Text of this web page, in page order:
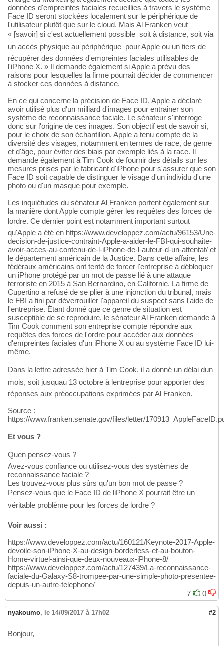
données d'empreintes faciales recueillies à travers le système
Face ID seront stockées localement sur le périphérique de
l'utilisateur plutôt que sur le cloud. Mais Al Franken veut
« [savoir] si c'est actuellement possible  soit à distance, soit via
un accès physique au périphérique  pour Apple ou un tiers de
récupérer des données d'empreintes faciales utilisables de
l'iPhone X. » Il demande également si Apple a prévu des
raisons pour lesquelles la firme pourrait décider de commencer
à stocker ces données à distance.
En ce qui concerne la précision de Face ID, Apple a déclaré
avoir utilisé plus d'un milliard d'images pour entrainer son
système de reconnaissance faciale. Le sénateur s'interroge
donc sur l'origine de ces images. Son objectif est de savoir si,
pour le choix de son échantillon, Apple a tenu compte de la
diversité des visages, notamment en termes de race, de genre
et d'âge, pour éviter des biais par exemple liés à la race. Il
demande également à Tim Cook de fournir des détails sur les
mesures prises par le fabricant d'iPhone pour s'assurer que son
Face ID soit capable de distinguer le visage d'un individu d'une
photo ou d'un masque pour exemple.
Les inquiétudes du sénateur Al Franken portent également sur
la manière dont Apple compte gérer les requêtes des forces de
lordre. Ce dernier point est notamment important surtout
qu'Apple a été en https://www.developpez.com/actu/96153/Une-
decision-de-justice-contraint-Apple-a-aider-le-FBI-qui-souhaite-
avoir-acces-au-contenu-de-l-iPhone-de-l-auteur-d-un-attentat/ et
le département américain de la Justice. Dans cette affaire, les
fédéraux américains ont tenté de forcer l'entreprise à débloquer
un iPhone protégé par un mot de passe lié à une attaque
terroriste en 2015 à San Bernardino, en Californie. La firme de
Cupertino a refusé de se plier à une injonction du tribunal, mais
le FBI a fini par déverrouiller l'appareil du suspect sans l'aide de
l'entreprise. Étant donné que ce genre de situation est
susceptible de se reproduire, le sénateur Al Franken demande à
Tim Cook comment son entreprise compte répondre aux
requêtes des forces de l'ordre pour accéder aux données
d'empreintes faciales d'un iPhone X ou au système Face ID lui-
même.
Dans la lettre adressée hier à Tim Cook, il a donné un délai dun
mois, soit jusquau 13 octobre à lentreprise pour apporter des
réponses aux préoccupations exprimées par Al Franken.
Source :
https://www.franken.senate.gov/files/letter/
Et vous ?
Quen pensez-vous ?
Avez-vous confiance ou utilisez-vous des systèmes de
reconnaissance faciale ?
Les trouvez-vous plus sûrs qu'un bon mot de passe ?
Pensez-vous que le Face ID de liPhone X pourrait être un
véritable problème pour les forces de lordre ?
Voir aussi :
https://www.developpez.com/actu/160121/Keynote-2017-Apple-
devoile-son-iPhone-X-au-design-borderless-et-au-bouton-
Home-virtuel-ainsi-que-deux-nouveaux-iPhone-8/
https://www.developpez.com/actu/127439/La-reconnaissance-
faciale-du-Galaxy-S8-trompee-par-une-simple-photo-presentee-
depuis-un-autre-telephone/
7
0
nyakoumo, le 14/09/2017 à 17h02 #2
Bonjour,